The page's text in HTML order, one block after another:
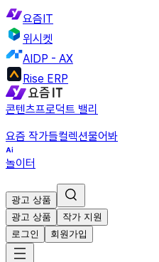
요즘IT
위시켓
AIDP - AX
Rise ERP
콘텐츠프로덕트 밸리
요즘 작가들컬렉션물어봐
놀이터
광고 상품
광고 상품
작가 지원
로그인
회원가입